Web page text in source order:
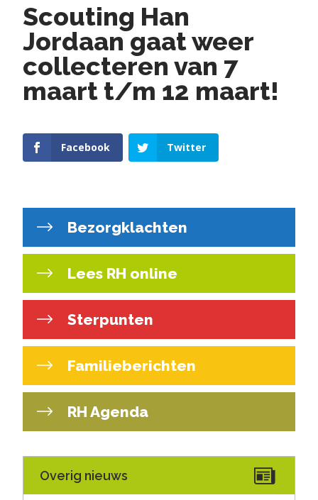
Scouting Han
Jordaan gaat weer
collecteren van 7
maart t/m 12 maart!
Facebook Twitter
Bezorgklachten
Lees RH online
Sterpunten
Familieberichten
RH Agenda
Overig nieuws